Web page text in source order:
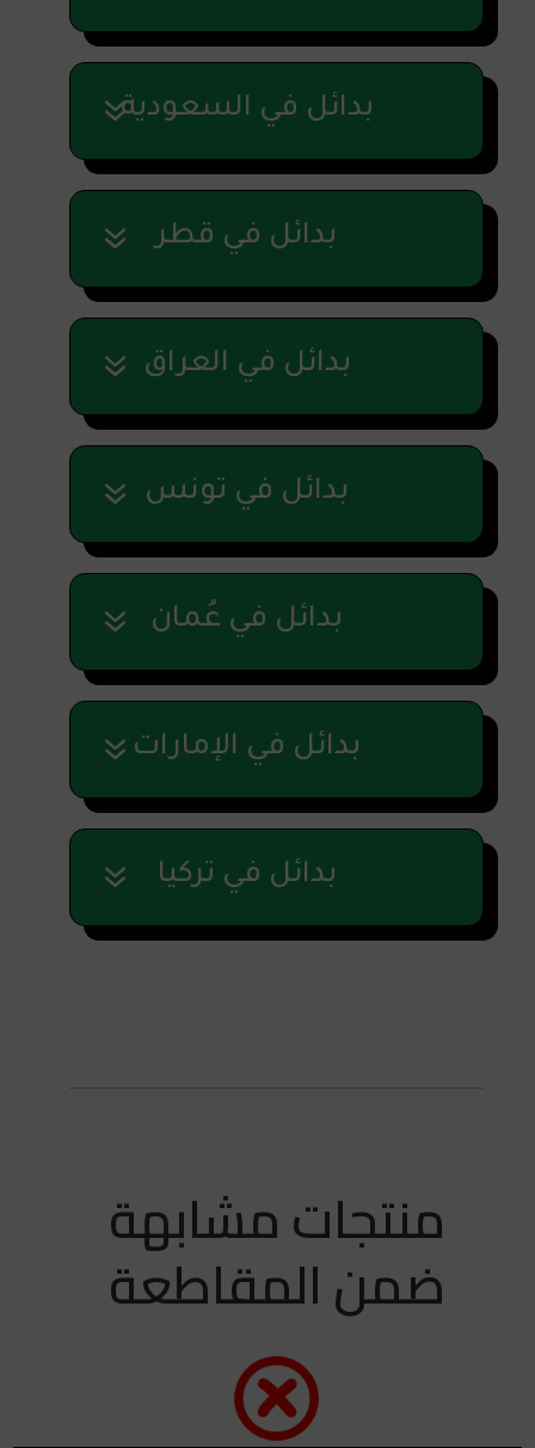
بدائل في السعودية
بدائل في قطر
بدائل في العراق
بدائل في تونس
بدائل في عُمان
بدائل في الإمارات
بدائل في تركيا
منتجات مشابهة
ضمن المقاطعة